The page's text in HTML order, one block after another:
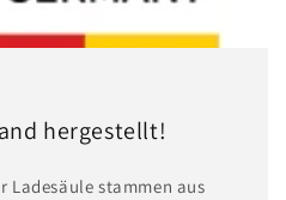
hergestellt!
Ladesäule stammen aus